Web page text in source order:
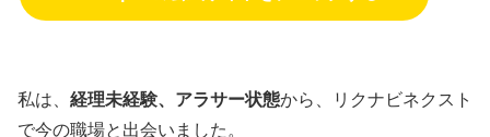
私は、 経理未経験、アラサー状態から、リクナビネクスト
で今の職場と出会いました。